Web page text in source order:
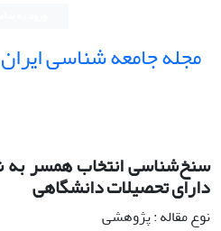
مجله جامعه شناسی ایران
سنخ‌شناسی انتخاب همسر به
دارای تحصیلات دانشگاهی
نوع مقاله : پژوهشی